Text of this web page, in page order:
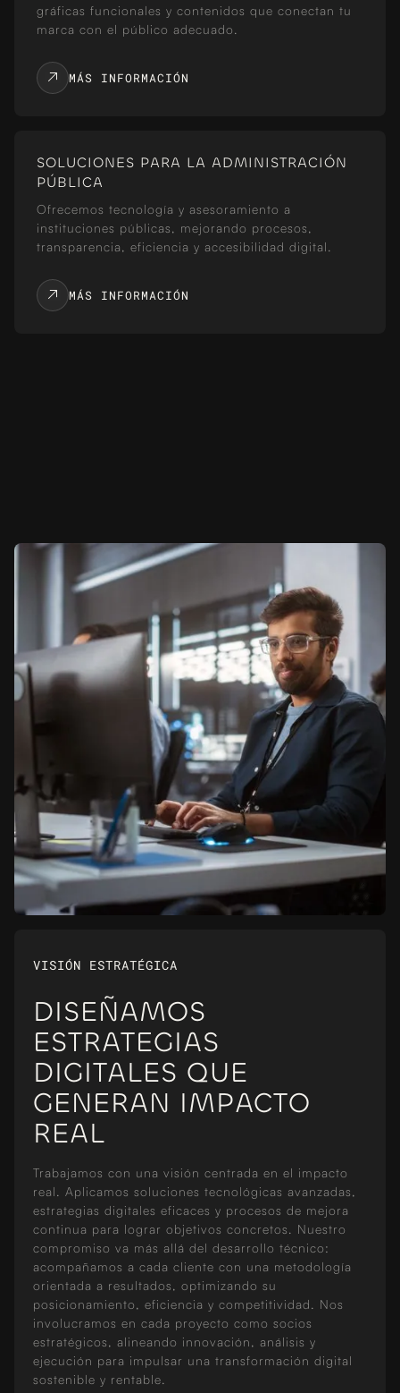
gráficas funcionales y contenidos que conectan tu
marca con el público adecuado.
MÁS INFORMACIÓN
SOLUCIONES PARA LA ADMINISTRACIÓN
PÚBLICA
Ofrecemos tecnología y asesoramiento a
instituciones públicas, mejorando procesos,
transparencia, eficiencia y accesibilidad digital.
MÁS INFORMACIÓN
VISIÓN ESTRATÉGICA
DISEÑAMOS
ESTRATEGIAS
DIGITALES QUE
GENERAN IMPACTO
REAL
Trabajamos con una visión centrada en el impacto
real. Aplicamos soluciones tecnológicas avanzadas,
estrategias digitales eficaces y procesos de mejora
continua para lograr objetivos concretos. Nuestro
compromiso va más allá del desarrollo técnico:
acompañamos a cada cliente con una metodología
orientada a resultados, optimizando su
posicionamiento, eficiencia y competitividad. Nos
involucramos en cada proyecto como socios
estratégicos, alineando innovación, análisis y
ejecución para impulsar una transformación digital
sostenible y rentable.